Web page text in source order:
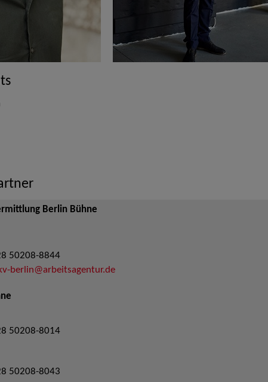
Berlin Bühne
50208-8844
berlin@arbeitsagentur.de
50208-8014
50208-8043